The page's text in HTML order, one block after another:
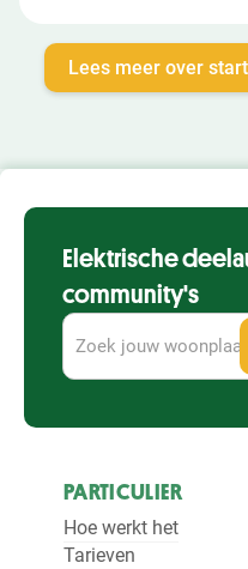
Lees meer over
Elektrische
community's
PARTICULIER
Hoe werkt het
Tarieven